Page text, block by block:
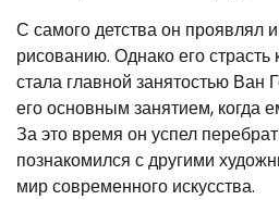
С самого детства он проявлял
рисованию. Однако его страсть
стала главной занятостью Ван
его основным занятием, когда
За это время он успел
познакомился с другими
мир современного искусства.